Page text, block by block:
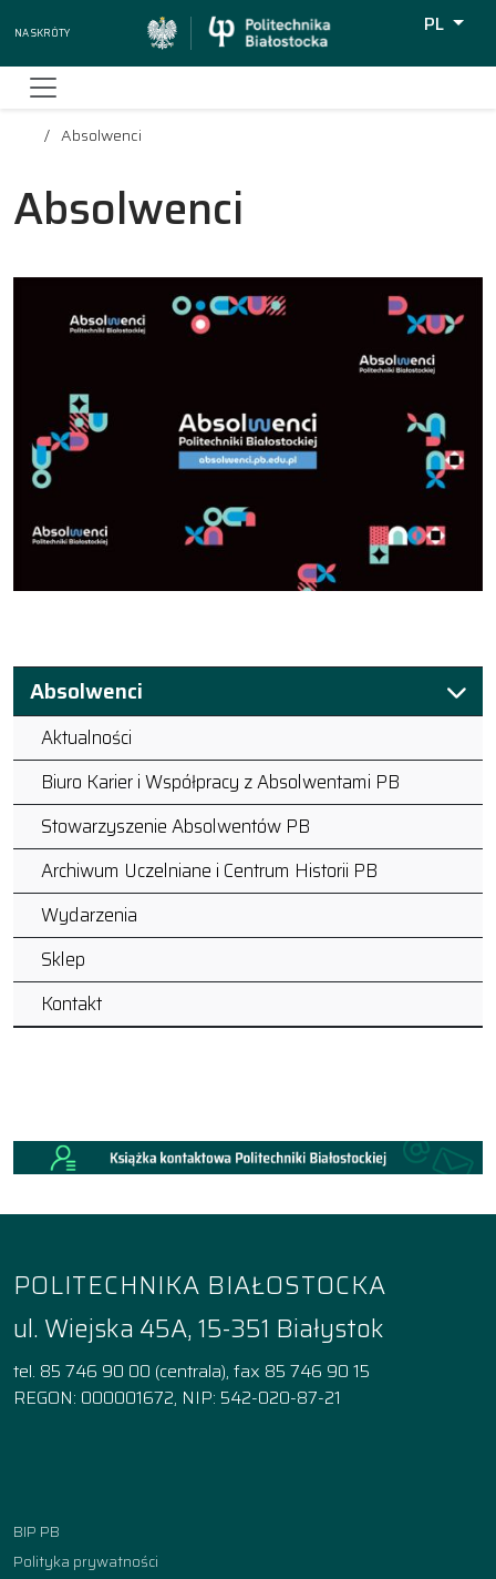
Na skróty
PL
Absolwenci
Absolwenci
Absolwenci
Aktualności
Biuro Karier i Współpracy z Absolwentami PB
Stowarzyszenie Absolwentów PB
Archiwum Uczelniane i Centrum Historii PB
Wydarzenia
Sklep
Kontakt
POLITECHNIKA BIAŁOSTOCKA
ul. Wiejska 45A, 15-351 Białystok
tel. 85 746 90 00 (centrala), fax 85 746 90 15
REGON: 000001672, NIP: 542-020-87-21
BIP PB
Polityka prywatności